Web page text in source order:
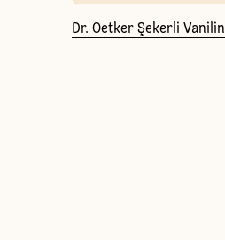
Dr. Oetker Şekerli Vanilin